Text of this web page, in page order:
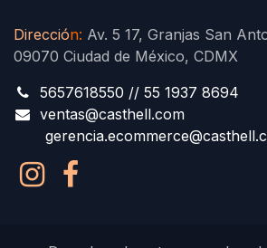
Dirección: Av. 5 17, Granjas San
09070 Ciudad de México, CDMX
5657618550 // 55 1937 8694
ventas@casthell.com